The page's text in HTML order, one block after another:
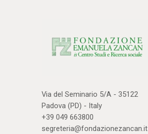
Via del Seminario 5/A - 35122
Padova (PD) - Italy
+39 049 663800
segreteria@fondazionezancan.it